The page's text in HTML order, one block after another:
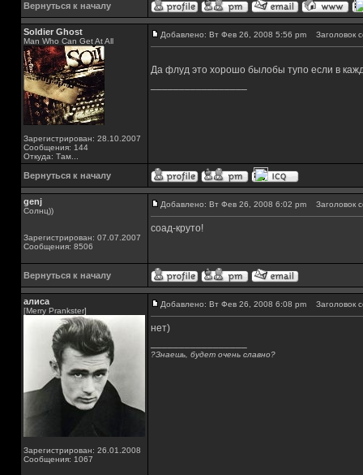
Вернуться к началу
Soldier Ghost
Man Who Can Get At All
Зарегистрирован: 28.10.2007
Сообщения: 144
Откуда: Там...
Добавлено: Вт Фев 26, 2008 5:56 pm Заголовок
Да флуд это хорошо былобы тупо если в
Вернуться к началу
genj
Солнц))
Зарегистрирован: 07.07.2007
Сообщения: 8506
Добавлено: Вт Фев 26, 2008 6:02 pm Заголовок
соад-круто!
Вернуться к началу
алиса
[Merry Prankster]
Зарегистрирован: 26.01.2008
Сообщения: 1067
Добавлено: Вт Фев 26, 2008 6:08 pm Заголовок
нет)
?Знаешь, будет очень славно?